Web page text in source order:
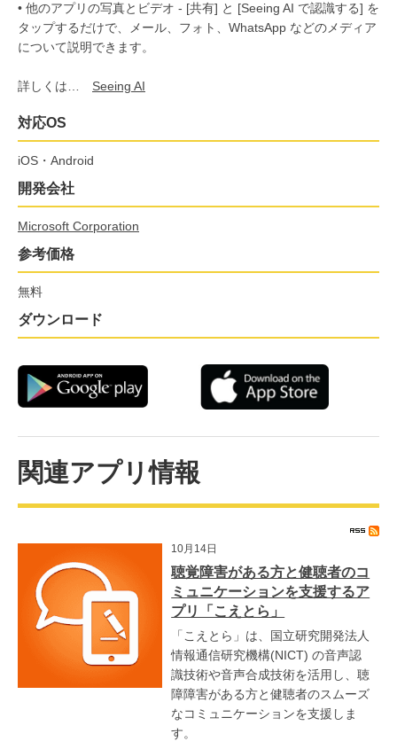
• 他のアプリの写真とビデオ - [共有] と [Seeing AI で認識する] を
タップするだけで、メール、フォト、WhatsApp などのメディア
について説明できます。
詳しくは… Seeing AI
対応OS
iOS・Android
開発会社
Microsoft Corporation
参考価格
無料
ダウンロード
関連アプリ情報
10月14日
聴覚障害がある方と健聴者のコ
ミュニケーションを支援するア
プリ「こえとら」
「こえとら」は、国立研究開発法人
情報通信研究機構(NICT) の音声認
識技術や音声合成技術を活用し、聴
障障害がある方と健聴者のスムーズ
なコミュニケーションを支援しま
す。